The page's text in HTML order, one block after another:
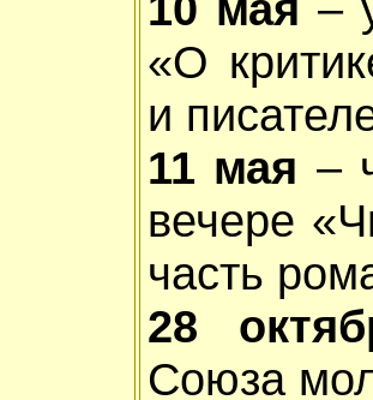
«О
и
11 мая –
вечере
часть
28
Союза